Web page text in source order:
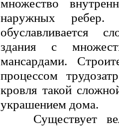
множество
наружных ребер.
обуславливается
здания с
мансардами.
процессом
кровля такой
украшением дома.
Существует